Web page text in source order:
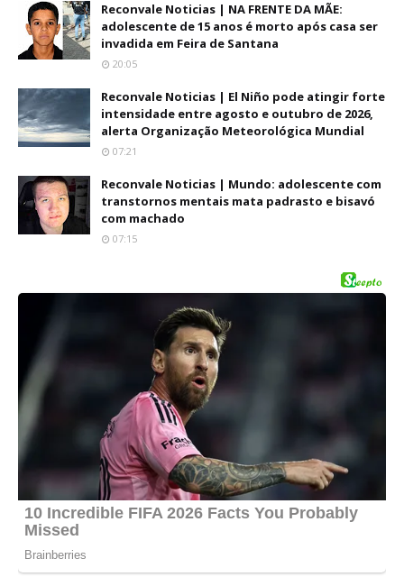
Reconvale Noticias | NA FRENTE DA MÃE:
adolescente de 15 anos é morto após casa ser
invadida em Feira de Santana
20:05
Reconvale Noticias | El Niño pode atingir forte
intensidade entre agosto e outubro de 2026,
alerta Organização Meteorológica Mundial
07:21
Reconvale Noticias | Mundo: adolescente com
transtornos mentais mata padrasto e bisavó
com machado
07:15